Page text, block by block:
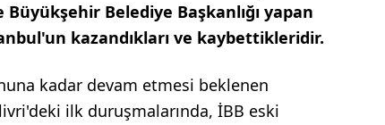
Büyükşehir Belediye Başkanlığı yapan
kazandıkları ve kaybettikleridir.
kadar devam etmesi beklenen
ilk duruşmalarında, İBB eski